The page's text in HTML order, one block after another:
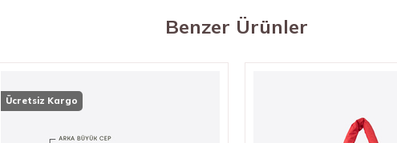
Benzer Ürünler
Ücretsiz Kargo